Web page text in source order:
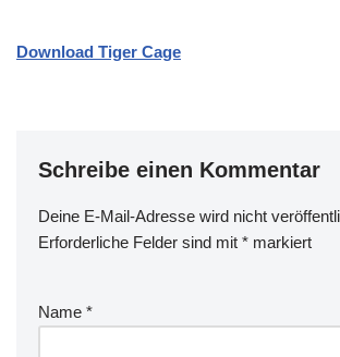
Download Tiger Cage
Schreibe einen Kommentar
Deine E-Mail-Adresse wird nicht
Erforderliche Felder sind mit * markiert
Name *